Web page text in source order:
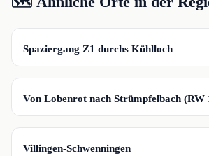
📍
Spaziergang Z1 durchs Kühlloch
📍
Von Lobenrot nach Strümpfelbach (RW
📍
Villingen-Schwenningen